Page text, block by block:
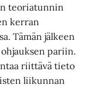
teoriatunnin
kerran
Tämän jälkeen
pariin.
riittävä tieto
liikunnan